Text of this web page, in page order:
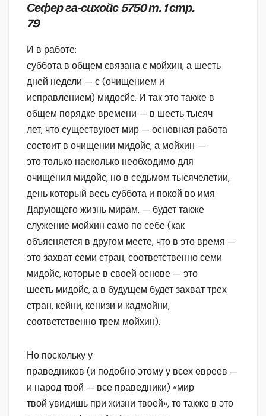
Сефер га-сихойс 5750 т. 1 стр.
79
И в работе:
суббота в общем связана с мойхин, а шесть
дней недели — с (очищением и
исправлением) мидосйс. И так это также в
общем порядке времени — в шесть тысяч
лет, что существуюет мир — основная работа
состоит в очищении мидойс, а мойхин —
это только насколько необходимо для
очищения мидойс, но в седьмом тысячелетии,
день который весь суббота и покой во имя
Дарующего жизнь мирам, — будет также
служение мойхин само по себе (как
объясняется в другом месте, что в это время —
это захват семи стран, соответственно семи
мидойс, которые в своей основе — это
шесть мидойс, а в будущем будет захват трех
стран, кейни, кенизи и кадмойни,
соответственно трем мойхин).
Но поскольку у
праведников (и подобно этому у всех евреев —
и народ твой — все праведники) «мир
твой увидишь при жизни твоей», то также в это